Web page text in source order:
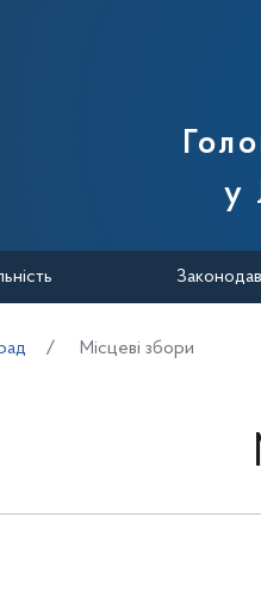
Державної
у
Місцеві збори